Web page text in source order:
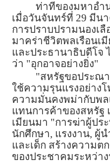
ท่าทีของมหาอำ
เมื่อวันจันทร์ที่ 29 มีน
การปราบปรามนองเ
มาคร่าชีวิตพลเรือนเ
และประธานาธิบดีโจ
ว่า "อุกอาจอย่างยิ่ง"
"สหรัฐขอประณ
ใช้ความรุนแรงอย่าง
ความมั่นคงพม่ากับพล
แทนการค้าของสหรัฐ
เมียนมา "การฆ่าผู้ปร
นักศึกษา, แรงงาน, ผู้
และเด็ก สร้างความ
ของประชาคมระหว่าง